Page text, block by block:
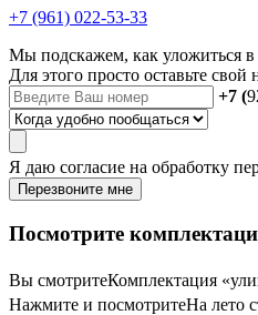
+7 (961) 022-53-33
Мы подскажем, как уложиться
Для этого просто оставьте
+7 (
Я даю согласие на обработку
Перезвоните мне
Посмотрите
Вы смотритеКомплектация
Нажмите и посмотритеНа лето